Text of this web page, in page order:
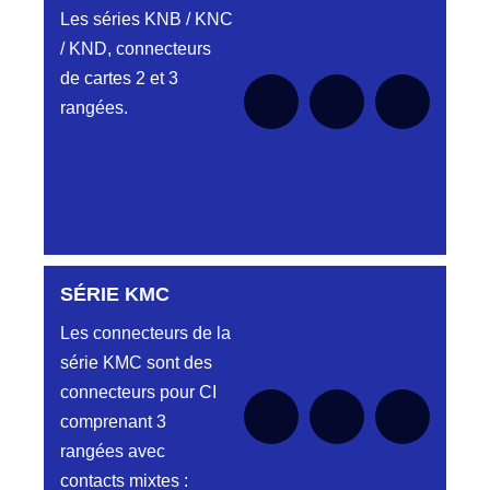
Aucune pièce disponible pour cette série
pour le moment
Embases et
fiches simple
rangée.
flottant »
Aucune pièce disponible pour cette série
pour le moment
PROFILS HL-
HM
Embase et
Les séries KNB / KNC
/ KND, connecteurs
de cartes 2 et 3
rangées.
Aucune pièce disponible pour cette série pour
SÉRIE KMC
Les connecteurs de la
série KMC sont des
connecteurs pour CI
comprenant 3
rangées avec
contacts mixtes :